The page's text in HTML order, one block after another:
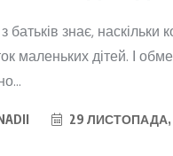
батьків знає, наскільки
маленьких дітей. І
29 ЛИСТОПАДА,